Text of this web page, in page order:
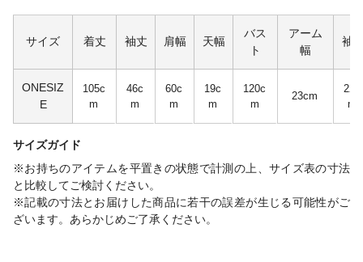
サイズ 着丈 袖丈 肩幅 天幅
バス
ト
アーム
幅
袖
ONESIZ
E
105c
m
46c
m
60c
m
19c
m
120c
m
23cm
22c
m
サイズガイド
※お持ちのアイテムを平置きの状態で計測の上、サイズ表の寸法
と比較してご検討ください。
※記載の寸法とお届けした商品に若干の誤差が生じる可能性がご
ざいます。あらかじめご了承ください。